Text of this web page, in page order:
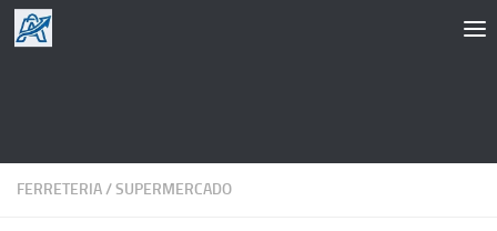
Saltar al contenido
FERRETERIA/SUPERMERCADO